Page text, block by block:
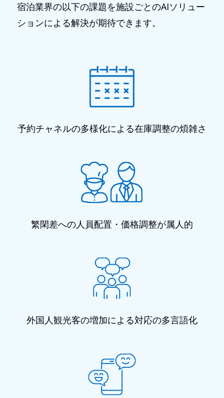
宿泊業界の以下の課題を施設ごとのAIソリュー
ションによる解決が期待できます。
予約チャネルの多様化による在庫調整の煩雑さ
繁閑差への人員配置・価格調整が属人的
外国人観光客の増加による対応の多言語化